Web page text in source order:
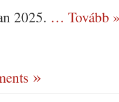
2025. … Tovább